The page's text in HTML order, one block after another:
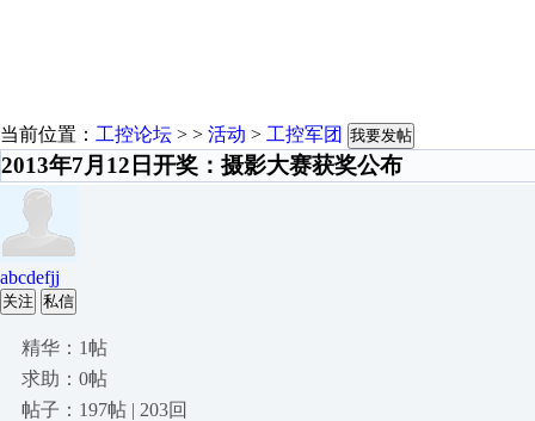
当前位置： 工控论坛 > > 活动 > 工控军团 我要发帖
2013年7月12日开奖：摄影大赛获奖公布
abcdefjj
关注 私信
精华：1帖
求助：0帖
帖子：197帖 | 203回